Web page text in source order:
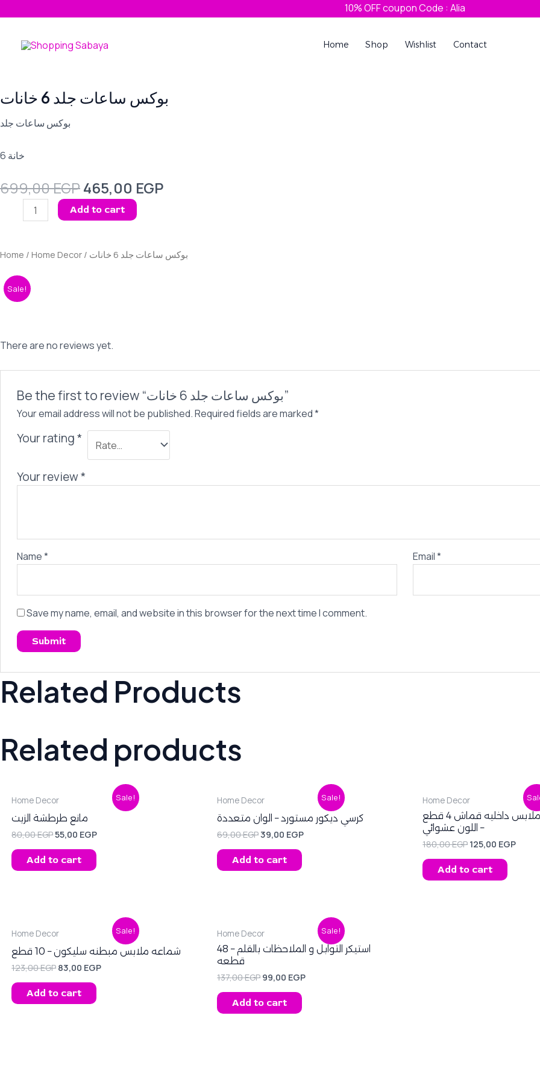
content
10% OFF coupon Code : Alia
Home Shop Wishlist Contact
بوكس ساعات جلد 6 خانات
بوكس ساعات جلد
6 خانة
699,00EGPOriginal
price
was:
465,00 EGPCurrent
ساعات
6
quantity
Add to cart
Home / Home Decor / بوكس ساعات جلد 6 خانات
Sale!
There are no reviews yet.
Be the first to review “بوكس ساعات جلد 6 خانات”
Your email address will not be published.Required fields are marked*
Your rating*
Your review*
Name* Email*
Save my name, email, and website in this browser for the next time I comment.
Related Products
Related products
Sale!
Home Decor
مانع طرطشة الزيت
80,00EGP
price
was:
80,00 EGP.
55,00 EGP
Current
price
Add to cart
Sale!
Home Decor
كرسي ديكور مستورد – الوان متعددة
69,00EGP
price
was:
69,00 EGP.
39,00 EGP
Current
price
is:
39,00 EGP.
Add to cart
Home Decor
طقم منظم ملابس داخليه قماش 4 قطع
– اللون عشوائي
180,00EGP
was:
180,00 EGP.
125,00 EGP
price
is:
125,00
Add to cart
Sale!
Home Decor
شماعه ملابس مبطنه سليكون – 10 قطع
123,00EGP
price
was:
123,00 EGP.
83,00 EGP
Current
price
is:
83,00 EGP.
Add to cart
Sale!
Home Decor
استيكر التوابل و الملاحظات بالقلم – 48
قطعه
137,00EGP
price
was:
137,00 EGP.
99,00 EGP
Current
price
is:
99,00 EGP.
Add to cart